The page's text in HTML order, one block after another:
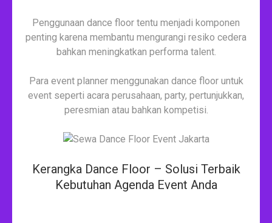
Penggunaan dance floor tentu menjadi komponen
penting karena membantu mengurangi resiko cedera
bahkan meningkatkan performa talent.
Para event planner menggunakan dance floor untuk
event seperti acara perusahaan, party, pertunjukkan,
peresmian atau bahkan kompetisi.
Kerangka Dance Floor – Solusi Terbaik
Kebutuhan Agenda Event Anda